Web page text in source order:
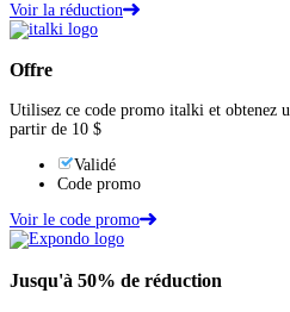
Voir la réduction
Offre
Utilisez ce code promo italki et obtenez
partir de 10 $
Validé
Code promo
Voir le code promo
Jusqu'à 50% de réduction